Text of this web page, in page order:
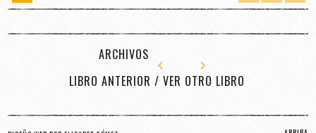
ARCHIVOS
LIBRO ANTERIOR / VER OTRO LIBRO